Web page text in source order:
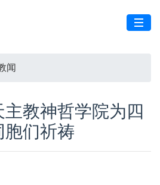
闻
教神哲学院为四
胞们祈祷